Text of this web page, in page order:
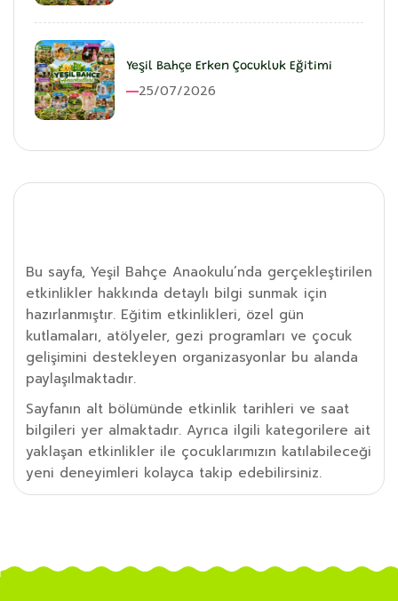
Yeşil Bahçe Erken Çocukluk Eğitimi
25/07/2026
Bu sayfa, Yeşil Bahçe Anaokulu’nda gerçekleştirilen
etkinlikler hakkında detaylı bilgi sunmak için
hazırlanmıştır. Eğitim etkinlikleri, özel gün
kutlamaları, atölyeler, gezi programları ve çocuk
gelişimini destekleyen organizasyonlar bu alanda
paylaşılmaktadır.
Sayfanın alt bölümünde etkinlik tarihleri ve saat
bilgileri yer almaktadır. Ayrıca ilgili kategorilere ait
yaklaşan etkinlikler ile çocuklarımızın katılabileceği
yeni deneyimleri kolayca takip edebilirsiniz.